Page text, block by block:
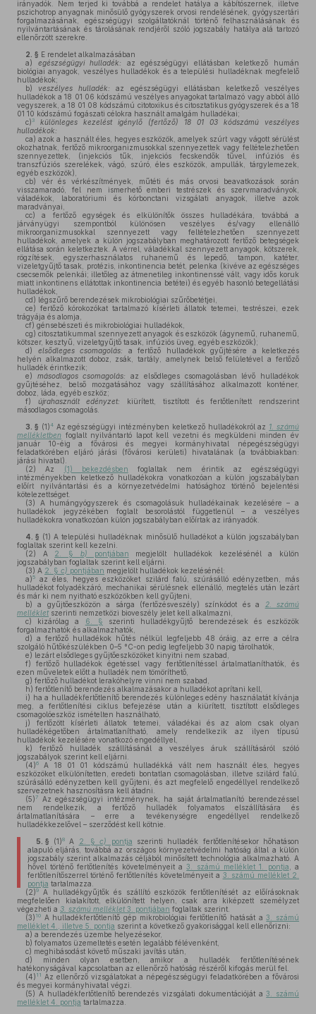
irányadók. Nem terjed ki továbbá a rendelet hatálya a kábítószernek, illetve
pszichotrop anyagnak minősülő gyógyszerek orvosi rendelésének, gyógyszertári
forgalmazásának, egészségügyi szolgáltatóknál történő felhasználásának és
nyilvántartásának és tárolásának rendjéről szóló jogszabály hatálya alá tartozó
ellenőrzött szerekre.
2. § E rendelet alkalmazásában
a)
egészségügyi hulladék: az egészségügyi ellátásban keletkező humán
biológiai anyagok, veszélyes hulladékok és a települési hulladéknak megfelelő
hulladékok;
b)
veszélyes hulladék:
az egészségügyi ellátásban keletkező veszélyes
hulladékok a 18 01 06 kódszámú veszélyes anyagokat tartalmazó vagy abból álló
vegyszerek, a 18 01 08 kódszámú citotoxikus és citosztatikus gyógyszerek és a 18
01 10 kódszámú fogászati célokra használt amalgám hulladékai;
c) 3
különleges kezelést igénylő (fertőző) 18 01 03 kódszámú veszélyes
hulladékok:
ca) azok a használt éles, hegyes eszközök, amelyek szúrt vagy vágott sérülést
okozhatnak, fertőző mikroorganizmusokkal szennyezettek vagy feltételezhetően
szennyezettek, (injekciós tűk, injekciós fecskendők tűvel, infúziós és
transzfúziós szerelékek, vágó, szúró, éles eszközök, ampullák, tárgylemezek,
egyéb eszközök),
cb) vér és vérkészítmények, műtéti és más orvosi beavatkozások során
visszamaradó, fel nem ismerhető emberi testrészek és szervmaradványok,
váladékok, laboratóriumi és kórbonctani vizsgálati anyagok, illetve azok
maradványai,
cc) a fertőző egységek és elkülönítők összes hulladékára, továbbá a
járványügyi szempontból különösen veszélyes és/vagy ellenálló
mikroorganizmusokkal szennyezett vagy feltételezhetően szennyezett
hulladékok, amelyek a külön jogszabályban meghatározott fertőző betegségek
ellátása során keletkeztek. A vérrel, váladékkal szennyezett anyagok, kötszerek,
rögzítések, egyszerhasználatos ruhanemű és lepedő, tampon, katéter,
vizeletgyűjtő tasak, protézis, inkontinencia betét, pelenka (kivéve az egészséges
csecsemők pelenkái; illetőleg az átmenetileg inkontinenssé vált, vagy idős koruk
miatt inkontinens ellátottak inkontinencia betétei) és egyéb hasonló betegellátási
hulladékok,
cd) légszűrő berendezések mikrobiológiai szűrőbetétjei,
ce) fertőző kórokozókat tartalmazó kísérleti állatok tetemei, testrészei, ezek
trágyája és alomja,
cf) génsebészeti és mikrobiológiai hulladékok,
cg) citosztatikummal szennyezett anyagok és eszközök (ágynemű, ruhanemű,
kötszer, kesztyű, vizeletgyűjtő tasak, infúziós üveg, egyéb eszközök);
d)
elsődleges csomagolás: a fertőző hulladékok gyűjtésére a keletkezés
helyén alkalmazott doboz, zsák, tartály, amelynek belső felületével a fertőző
hulladék érintkezik;
e)
másodlagos csomagolás:
az elsődleges csomagolásban lévő hulladékok
gyűjtéséhez, belső mozgatásához vagy szállításához alkalmazott konténer,
doboz, láda, egyéb eszköz;
f)
újrahasznált edényzet:
kiürített, tisztított és fertőtlenített rendszerint
másodlagos csomagolás.
3. § (1)4Az egészségügyi intézményben keletkező hulladékokról az 1. számú
mellékletben foglalt nyilvántartó lapot kell vezetni és megküldeni minden év
január 10-éig a fővárosi és megyei kormányhivatal népegészségügyi
feladatkörében eljáró járási (fővárosi kerületi) hivatalának (a továbbiakban:
járási hivatal).
(2) Az (1) bekezdésben foglaltak nem érintik az egészségügyi
intézményekben keletkező hulladékokra vonatkozóan a külön jogszabályban
előírt nyilvántartási és a környezetvédelmi hatósághoz történő bejelentési
kötelezettséget.
(3) A humángyógyszerek és csomagolásuk hulladékainak kezelésére – a
hulladékok jegyzékében foglalt besorolástól függetlenül – a veszélyes
hulladékokra vonatkozóan külön jogszabályban előírtak az irányadók.
4. § (1) A települési hulladéknak minősülő hulladékot a külön jogszabályban
foglaltak szerint kell kezelni.
(2) A 2. § b) pontjában megjelölt hulladékok kezelésénél a külön
jogszabályban foglaltak szerint kell eljárni.
(3) A 2. § c) pontjában megjelölt hulladékok kezelésénél:
a)5
az éles, hegyes eszközöket szilárd falú, szúrásálló edényzetben, más
hulladékot folyadékzáró, mechanikai sérülésnek ellenálló, megtelés után lezárt
és már ki nem nyitható eszközökben kell gyűjteni,
b) a gyűjtőeszközön a sárga (fertőzésveszély) színkódot és a
2. számú
mellékletszerinti nemzetközi bioveszély jelet kell alkalmazni,
c) kizárólag a 6. § szerinti hulladékgyűjtő berendezések és eszközök
forgalmazhatók és alkalmazhatók,
d) a fertőző hulladékok hűtés nélkül legfeljebb 48 óráig, az erre a célra
szolgáló hűtőkészülékben 0–5 °C-on pedig legfeljebb 30 napig tárolhatók,
e) lezárt elsődleges gyűjtőeszközöket kinyitni nem szabad,
f) fertőző hulladékok égetéssel vagy fertőtlenítéssel ártalmatlaníthatók, és
ezen műveletek előtt a hulladék nem tömöríthető,
g) fertőző hulladékot lerakóhelyre vinni nem szabad,
h) fertőtlenítő berendezés alkalmazásakor a hulladékot aprítani kell,
i) ha a hulladékfertőtlenítő berendezés különleges edény használatát kívánja
meg, a fertőtlenítési ciklus befejezése után a kiürített, tisztított elsődleges
csomagolóeszköz ismételten használható,
j) fertőzött kísérleti állatok tetemei, váladékai és az alom csak olyan
hulladékégetőben ártalmatlanítható, amely rendelkezik az ilyen típusú
hulladékok kezelésére vonatkozó engedéllyel,
k) fertőző hulladék szállításánál a veszélyes áruk szállításáról szóló
jogszabályok szerint kell eljárni.
(4)6
A 18 01 01 kódszámú hulladékká vált nem használt éles, hegyes
eszközöket elkülönítetten, eredeti bontatlan csomagolásban, illetve szilárd falú,
szúrásálló edényzetben kell gyűjteni, és azt megfelelő engedéllyel rendelkező
szervezetnek hasznosításra kell átadni.
(5)7
Az egészségügyi intézménynek, ha saját ártalmatlanító berendezéssel
nem rendelkezik, a fertőző hulladék folyamatos elszállítására és
ártalmatlanítására – erre a tevékenységre engedéllyel rendelkező
hulladékkezelővel – szerződést kell kötnie.
5. § (1)8A 2. §c) pontja szerinti hulladék fertőtlenítésekor hőhatáson
alapuló eljárás, továbbá az országos környezetvédelmi hatóság által a külön
jogszabály szerint alkalmazás céljából minősített technológia alkalmazható. A
hővel történő fertőtlenítés követelményeit a3. számú melléklet 1. pontja , a
fertőtlenítőszerrel történő fertőtlenítés követelményeit a 3. számú melléklet 2.
pontja tartalmazza.
(2)9
A hulladékgyűjtők és szállító eszközök fertőtlenítését az előírásoknak
megfelelően kialakított, elkülönített helyen, csak arra kiképzett személyzet
végezheti a 3. számú melléklet3. pontjában foglaltak szerint.
(3) 10 A hulladékfertőtlenítő gép mikrobiológiai fertőtlenítő hatását a3. számú
melléklet 4., illetve 5. pontja szerint a következő gyakorisággal kell ellenőrizni:
a) a berendezés üzembe helyezésekor,
b) folyamatos üzemeltetés esetén legalább félévenként,
c) meghibásodást követő műszaki javítás után,
d) minden olyan esetben, amikor a hulladék fertőtlenítésének
hatékonyságával kapcsolatban az ellenőrző hatóság részéről kifogás merül fel.
(4) 11 Az ellenőrző vizsgálatokat a népegészségügyi feladatkörében a fővárosi
és megyei kormányhivatal végzi.
(5) A hulladékfertőtlenítő berendezés vizsgálati dokumentációját a3. számú
melléklet 4. pontja tartalmazza.